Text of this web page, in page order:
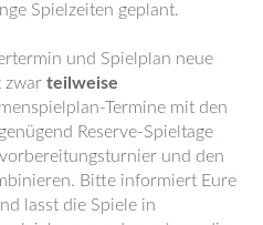
Spielzeiten geplant.
und Spielplan neue
zwar teilweise
Termine mit den
Reserve-Spieltage
und den
Bitte informiert Eure
lasst die Spiele in